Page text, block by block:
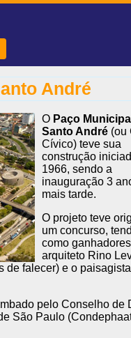
André
O Paço
Santo André (ou
Cívico) teve sua
construção
1966, sendo a
inauguração 3
mais tarde.
O projeto teve
um concurso,
como
arquiteto Rino
de falecer) e o
pelo Conselho de
São Paulo